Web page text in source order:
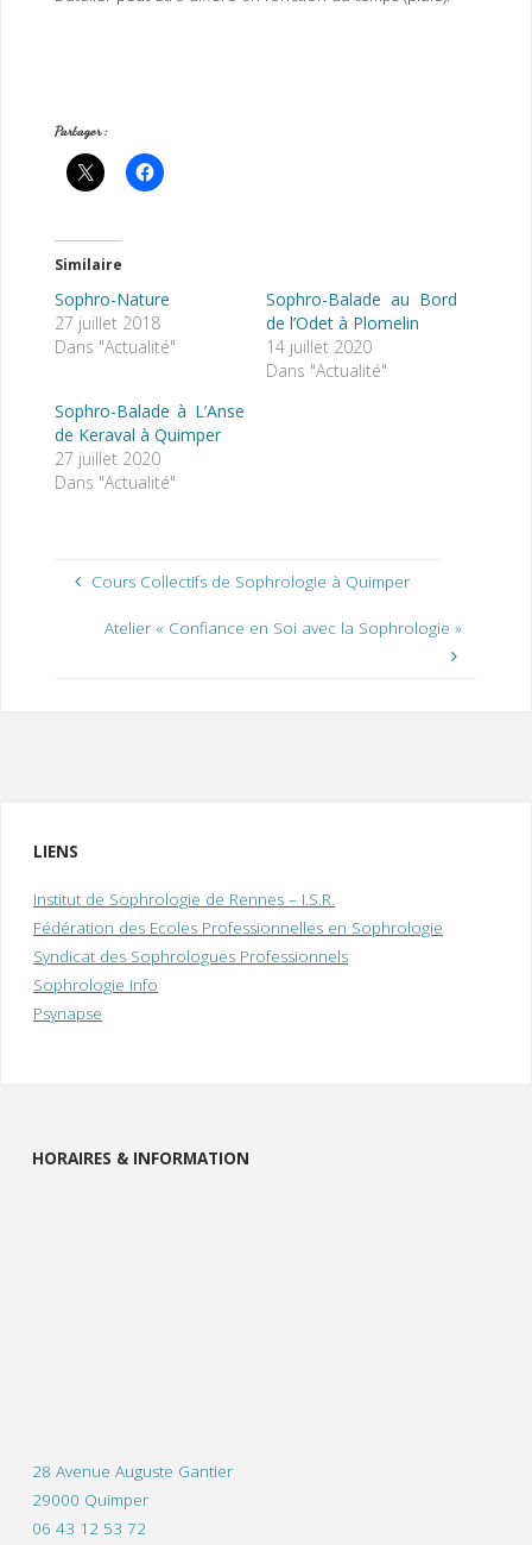
Partager :
Similaire
Sophro-Nature
27 juillet 2018
Dans "Actualité"
Sophro-Balade au Bord
de l’Odet à Plomelin
14 juillet 2020
Dans "Actualité"
Sophro-Balade à L’Anse
de Keraval à Quimper
27 juillet 2020
Dans "Actualité"
Cours Collectifs de Sophrologie à Quimper
Atelier « Confiance en Soi avec la Sophrologie »
LIENS
Institut de Sophrologie de Rennes – I.S.R.
Fédération des Ecoles Professionnelles en Sophrologie
Syndicat des Sophrologues Professionnels
Sophrologie Info
Psynapse
HORAIRES & INFORMATION
28 Avenue Auguste Gantier
29000 Quimper
06 43 12 53 72